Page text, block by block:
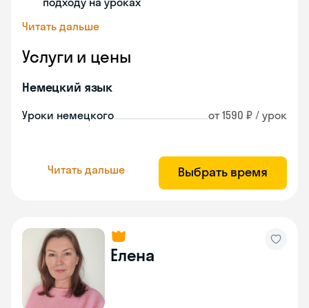
Читать дальше
Услуги и цены
Немецкий язык
Уроки немецкого от 1590 ₽ / урок
Читать дальше Выбрать время
Елена